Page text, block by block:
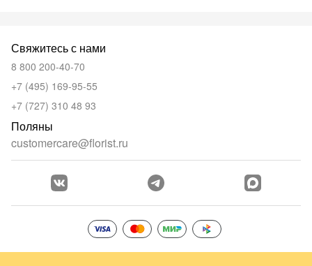
Свяжитесь с нами
8 800 200-40-70
+7 (495) 169-95-55
+7 (727) 310 48 93
Поляны
customercare@florist.ru